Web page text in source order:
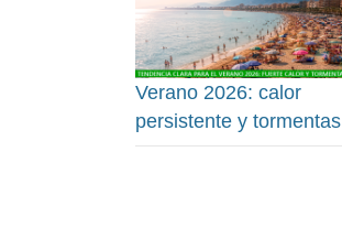
Verano 2026: calor
persistente y tormentas